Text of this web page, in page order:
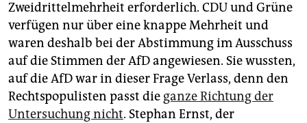
Zweidrittelmehrheit erforderlich. CDU und Grüne
verfügen nur über eine knappe Mehrheit und
waren deshalb bei der Abstimmung im Ausschuss
auf die Stimmen der AfD angewiesen. Sie wussten,
auf die AfD war in dieser Frage Verlass, denn den
Rechtspopulisten passt die ganze Richtung der
Untersuchung nicht. Stephan Ernst, der